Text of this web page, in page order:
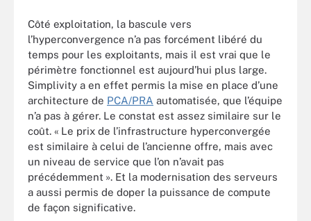
Côté exploitation, la bascule vers
l’hyperconvergence n’a pas forcément libéré du
temps pour les exploitants, mais il est vrai que le
périmètre fonctionnel est aujourd’hui plus large.
Simplivity a en effet permis la mise en place d’une
architecture de PCA/PRA automatisée, que l’équipe
n’a pas à gérer. Le constat est assez similaire sur le
coût. « Le prix de l’infrastructure hyperconvergée
est similaire à celui de l’ancienne offre, mais avec
un niveau de service que l’on n’avait pas
précédemment ». Et la modernisation des serveurs
a aussi permis de doper la puissance de compute
de façon significative.